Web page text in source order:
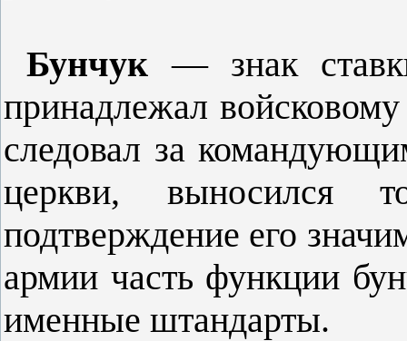
Бунчук— знак
принадлежал
следовал за
церкви, выносился
подтверждение его
армии часть функции
именные штандарты.